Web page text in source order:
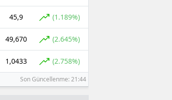
45,9 (1.189%)
49,670 (2.645%)
1,0433 (2.758%)
Son Güncellenme: 21:44